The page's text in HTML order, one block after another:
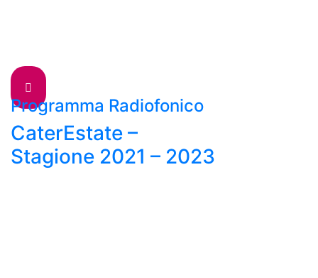
Programma Radiofonico
CaterEstate –
Stagione 2021 – 2023